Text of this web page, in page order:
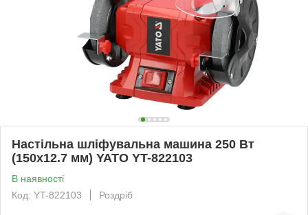
Настільна шліфувальна машина 250 Вт
(150х12.7 мм) YATO YT-822103
В наявності
Код: YT-822103
Роздріб